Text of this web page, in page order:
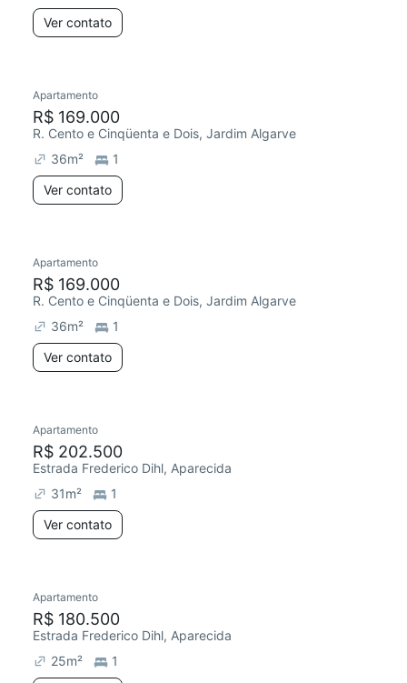
Ver contato
Redecorar
Apartamento
R$ 169.000
R. Cento e Cinqüenta e Dois, Jardim Algarve
36m²
1
Ver contato
Redecorar
Apartamento
R$ 169.000
R. Cento e Cinqüenta e Dois, Jardim Algarve
36m²
1
Ver contato
Apartamento
R$ 202.500
Estrada Frederico Dihl, Aparecida
31m²
1
Ver contato
Apartamento
R$ 180.500
Estrada Frederico Dihl, Aparecida
25m²
1